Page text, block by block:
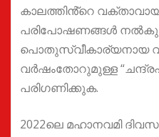
കാലത്തിൻ്റെ
പരിപോഷണങ്ങൾ
പൊതുസ്വീകാര്യനായ
വർഷംതോറുമുള്ള
പരിഗണിക്കുക.
2022ലെ മഹാനവമി